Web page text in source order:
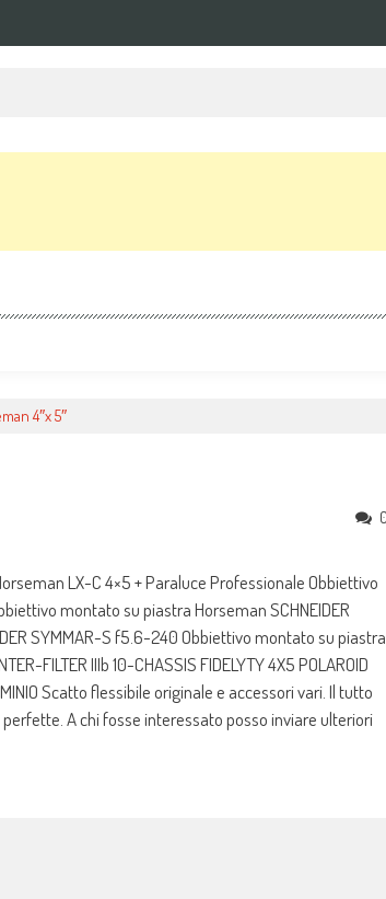
S2
4″x 5″
LX-C 4×5 + Paraluce Professionale Obbiettivo
montato su piastra Horseman SCHNEIDER
SYMMAR-S f5.6-240 Obbiettivo montato su piastra
FILTER IIIb 10-CHASSIS FIDELYTY 4X5 POLAROID
Scatto flessibile originale e accessori vari. Il tutto
A chi fosse interessato posso inviare ulteriori